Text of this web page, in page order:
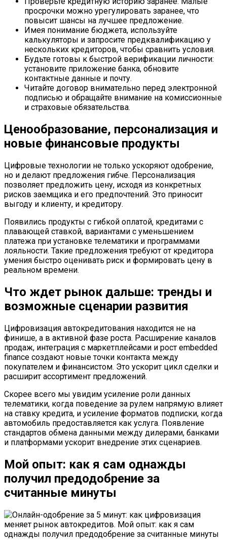
просрочки можно урегулировать заранее, что
повысит шансы на лучшее предложение.
Имея понимание бюджета, используйте
калькуляторы и запросите предквалификацию у
нескольких кредиторов, чтобы сравнить условия.
Будьте готовы к быстрой верификации личности:
установите приложение банка, обновите
контактные данные и почту.
Читайте договор внимательно перед электронной
подписью и обращайте внимание на комиссионные
и страховые обязательства.
Ценообразование, персонализация и
новые финансовые продукты
Цифровые технологии не только ускоряют одобрение,
но и делают предложения гибче. Персонализация
позволяет предложить цену, исходя из конкретных
рисков заемщика и его предпочтений. Это приносит
выгоду и клиенту, и кредитору.
Появились продукты с гибкой оплатой, кредитами с
плавающей ставкой, вариантами с уменьшением
платежа при установке телематики и программами
лояльности. Такие предложения требуют от кредитора
умения быстро оценивать риск и формировать цену в
реальном времени.
Что ждет рынок дальше: тренды и
возможные сценарии развития
Цифровизация автокредитования находится не на
финише, а в активной фазе роста. Расширение каналов
продаж, интеграция с маркетплейсами и рост embedded
finance создают новые точки контакта между
покупателем и финансистом. Это ускорит цикл сделки и
расширит ассортимент предложений.
Скорее всего мы увидим усиление роли данных
телематики, когда поведение за рулем напрямую влияет
на ставку кредита, и усиление форматов подписки, когда
автомобиль предоставляется как услуга. Появление
стандартов обмена данными между дилерами, банками
и платформами ускорит внедрение этих сценариев.
Мой опыт: как я сам однажды
получил предодобрение за
считанные минуты